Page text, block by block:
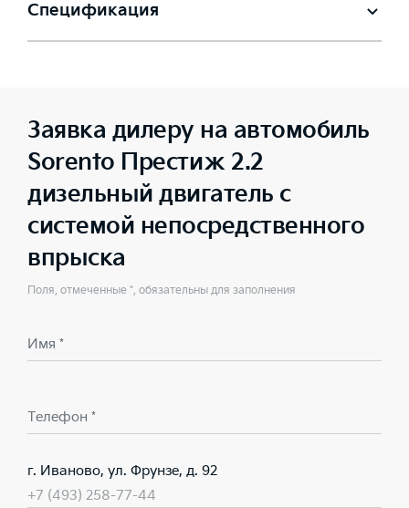
Спецификация
Заявка дилеру на автомобиль
Sorento Престиж 2.2
дизельный двигатель с
системой непосредственного
впрыска
Поля, отмеченные *, обязательны для заполнения
Имя *
Телефон *
г. Иваново, ул. Фрунзе, д. 92
+7 (493) 258-77-44